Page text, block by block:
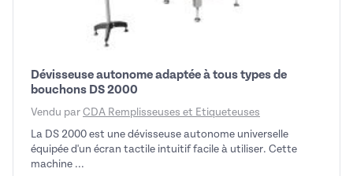
Dévisseuse autonome adaptée à tous types de
bouchons DS 2000
Vendu par CDA Remplisseuses et Etiqueteuses
La DS 2000 est une dévisseuse autonome universelle
équipée d'un écran tactile intuitif facile à utiliser. Cette
machine ...